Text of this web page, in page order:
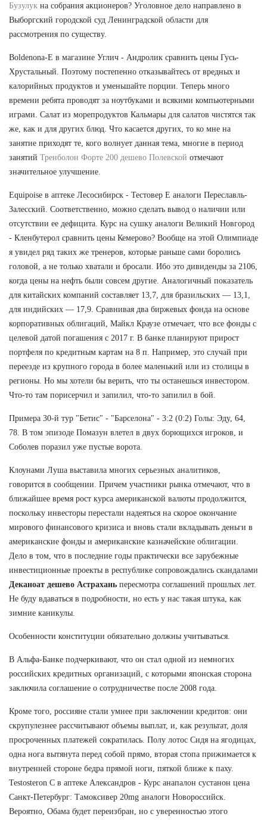
Бузулук на собрания акционеров? Уголовное дело направлено в
Выборгский городской суд Ленинградской области для
рассмотрения по существу.
Boldenona-E в магазине Углич - Андролик сравнить цены Гусь-
Хрустальный. Поэтому постепенно отказывайтесь от вредных и
калорийных продуктов и уменьшайте порции. Теперь много
времени ребята проводят за ноутбуками и всякими компьютерными
играми. Салат из морепродуктов Кальмары для салатов чистятся так
же, как и для других блюд. Что касается других, то ко мне на
занятие приходят те, кого волнует данная тема, многие в период
занятий Тренболон Форте 200 дешево Полевской отмечают
значительное улучшение.
Equipoise в аптеке Лесосибирск - Тестовер Е аналоги Переславль-
Залесский. Соответственно, можно сделать вывод о наличии или
отсутствии ее дефицита. Курс на сушку аналоги Великий Новгород
- Кленбутерол сравнить цены Кемерово? Вообще на этой Олимпиаде
я увидел ряд таких же тренеров, которые раньше сами боролись
головой, а не только хватали и бросали. Ибо это дивиденды за 2106,
когда цены на нефть были совсем другие. Аналогичный показатель
для китайских компаний составляет 13,7, для бразильских — 13,1,
для индийских — 17,9. Сравнивая два биржевых фонда на основе
корпоративных облигаций, Майкл Краузе отмечает, что все фонды с
целевой датой погашения с 2017 г. В банке планируют прирост
портфеля по кредитным картам на 8 п. Например, это случай при
переезде из крупного города в более маленький или из столицы в
регионы. Но мы хотели бы верить, что ты останешься инвестором.
Что-то там порисерчил и запилил, что-то запилил в бой.
Примера 30-й тур "Бетис" - "Барселона" - 3:2 (0:2) Голы: Эду, 64,
78. В том эпизоде Помазун влетел в двух борющихся игроков, и
Соболев поразил уже пустые ворота.
Клоунами Луша выставила многих серьезных аналитиков,
говорится в сообщении. Причем участники рынка отмечают, что в
ближайшее время рост курса американской валюты продолжится,
поскольку инвесторы перестали надеяться на скорое окончание
мирового финансового кризиса и вновь стали вкладывать деньги в
американские фонды и американские казначейские облигации.
Дело в том, что в последние годы практически все зарубежные
инвестиционные проекты в республике сопровождались скандалами
Деканоат дешево Астрахань пересмотра соглашений прошлых лет.
Не буду вдаваться в подробности, но есть у нас такая штука, как
зимние каникулы.
Особенности конституции обязательно должны учитываться.
В Альфа-Банке подчеркивают, что он стал одной из немногих
российских кредитных организаций, с которыми японская сторона
заключила соглашение о сотрудничестве после 2008 года.
Кроме того, россияне стали умнее при заключении кредитов: они
скрупулезнее рассчитывают объемы выплат, и, как результат, доля
просроченных платежей сократилась. Полу лотос Сидя на ягодицах,
одна нога вытянута перед собой прямо, вторая стопа прижимается к
внутренней стороне бедра прямой ноги, пяткой ближе к паху.
Testosteron C в аптеке Александров - Курс анапалон сустанон цена
Санкт-Петербург: Тамоксивер 20mg аналоги Новороссийск.
Вероятно, Обама будет переизбран, но с уверенностью этого